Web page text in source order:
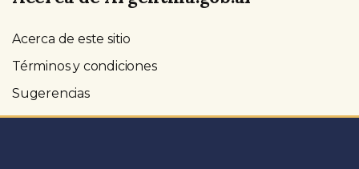
Acerca de este sitio
Términos y condiciones
Sugerencias